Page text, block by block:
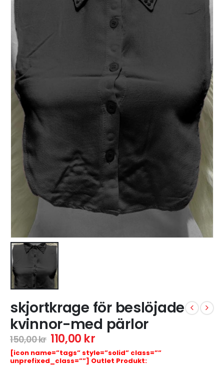
skjortkrage för beslöjade
kvinnor-med pärlor
150,00kr 110,00 kr
[icon name=”tags” style=”solid” class=””
unprefixed_class=””] Outlet Produkt: